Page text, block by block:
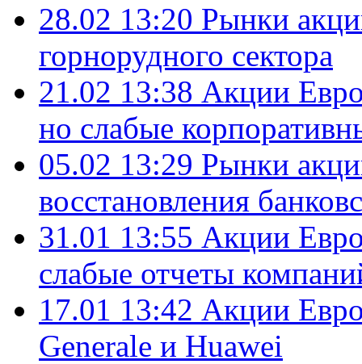
28.02 13:20 Рынки
горнорудного сектора
21.02 13:38 Акции
но слабые
05.02 13:29 Рынки
восстановления
31.01 13:55 Акции
слабые отчеты
17.01 13:42 Акции
Generale и Huawei